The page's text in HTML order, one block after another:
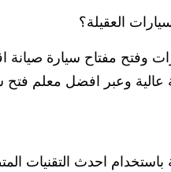
العقيلة؟
وفتح مفتاح سيارة
وعبر افضل معلم فتح
احدث التقنيات